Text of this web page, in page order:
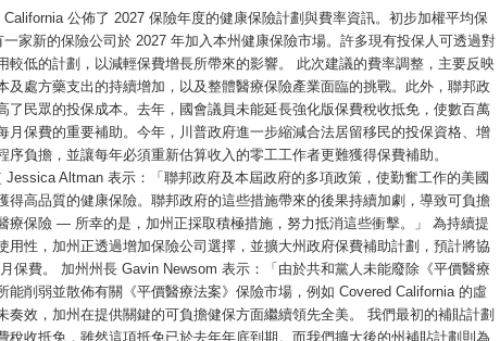
đấu
tranh
để
người
dân
được
bảo
hiểm
sức
khỏe
với
phí
phải
chăng
California
佈
2027
年
健
保
劃
與
費
加
州
續
奮
力
維
護
健
公佈了 2027 保險年度的健康保險計劃與費率資訊。初步加權平均保
家新的保險公司於 2027 年加入本州健康保險市場。許多現有投保人可透過對
較低的計劃，以減輕保費增長所帶來的影響。 此次建議的費率調整，主要反映
及處方藥支出的持續增加，以及整體醫療保險產業面臨的挑戰。此外，聯邦政
了民眾的投保成本。去年，國會議員未能延長強化版保費稅收抵免，使數百萬
月保費的重要補助。今年，川普政府進一步縮減合法居留移民的投保資格、增
序負擔，並讓每年必須重新估算收入的零工工作者更難獲得保費補助。
Jessica Altman 表示：「聯邦政府及本屆政府的多項政策，使勤奮工作的美國
得高品質的健康保險。聯邦政府的這些措施帶來的後果持續加劇，導致可負擔
療保險 — 所幸的是，加州正採取積極措施，努力抵消這些衝擊。」 為持續提
用性，加州正透過增加保險公司選擇，並擴大州政府保費補助計劃，預計將協
保費。 加州州長 Gavin Newsom 表示：「由於共和黨人未能廢除《平價醫療
能削弱並散佈有關《平價醫療法案》保險市場，例如 Covered California 的虛
奏效，加州在提供關鍵的可負擔健保方面繼續領先全美。 我們最初的補貼計劃
稅收抵免，雖然這項抵免已於去年年底到期。而我們擴大後的州補貼計劃則為